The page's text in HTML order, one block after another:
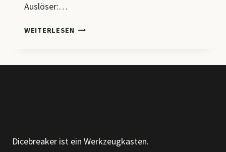
Auslöser:…
WEITERLESEN CM7
Dicebreaker ist ein Werkzeugkasten.